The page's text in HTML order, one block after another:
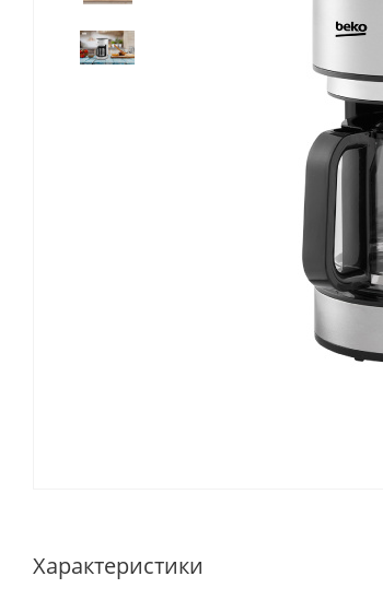
Характеристики